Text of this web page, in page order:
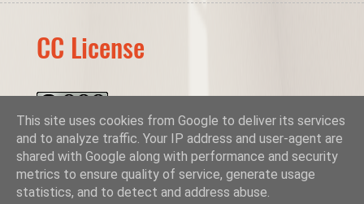
CC License
SeAlquila Proyecto by
A.C. Entresijos y La Cosa
Cultural S.L.
is licensed under a
Commons Reconocimiento-NoComercial-
CompartirIgual 3.0 Unported License
This site uses cookies from Google to deliver its services
and to analyze traffic. Your IP address and user-agent are
shared with Google along with performance and security
metrics to ensure quality of service, generate usage
statistics, and to detect and address abuse.